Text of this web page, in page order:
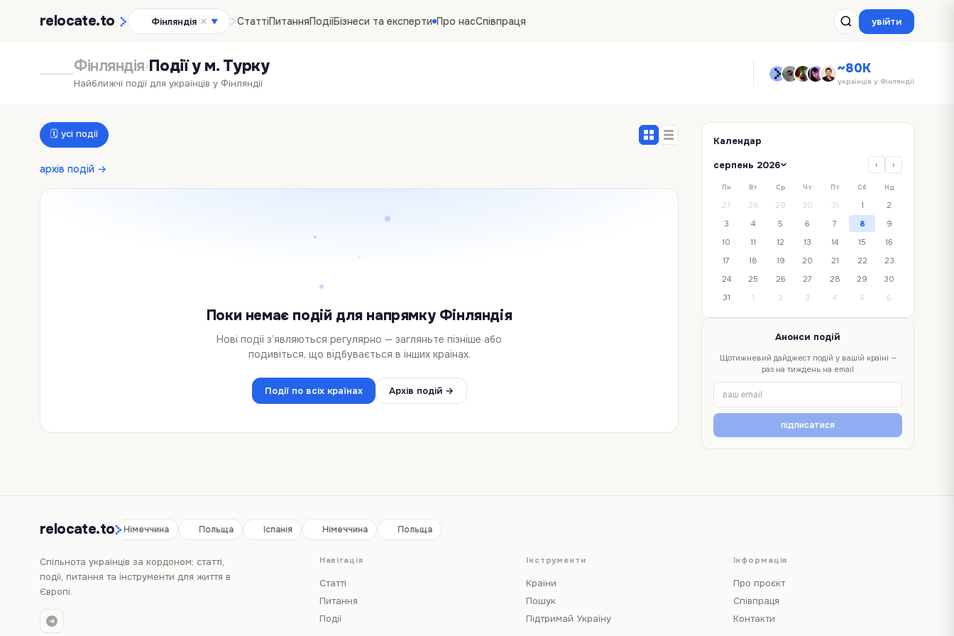
relocate.to Фінляндія ▼ СтаттіПитанняПодіїБізнеси та експерти Про насСпівпраця увійти
Фінляндія›Події у м. Турку
Найближчі події для українців у Фінляндії
~80K
українців у Фінляндії
🗓 усі події
архів подій →
Поки немає подій для напрямку Фінляндія
Нові події з’являються регулярно — загляньте пізніше або
подивіться, що відбувається в інших країнах.
Події по всіх країнах Архів подій →
Календар
серпень 2026
‹ ›
Пн Вт Ср Чт Пт Сб Нд
27 28 29 30 31 1
2
3
4 5 6 7 8
9
10
11 12 13 14 15
16
17
18 19 20 21 22
23
24
25 26 27 28 29
30
31
1 2 3 4 5 6
Анонси подій
Щотижневий дайджест подій у вашій країні —
раз на тиждень на email
підписатися
relocate.to
Іспанія Німеччина Польща Іспанія Німеччина Польща
Спільнота українців за кордоном: статті,
події, питання та інструменти для життя в
Європі.
Навігація
Статті
Питання
Події
Інструменти
Країни
Пошук
Підтримай Україну
Інформація
Про проєкт
Співпраця
Контакти